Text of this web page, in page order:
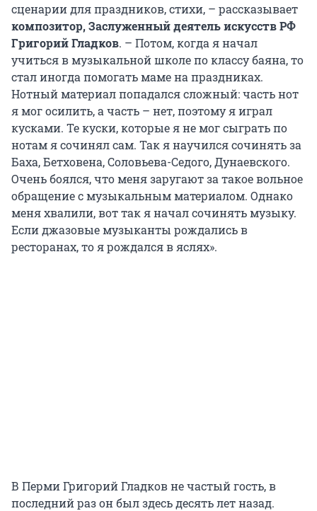
сценарии для праздников, стихи, – рассказывает
композитор, Заслуженный деятель искусств РФ
Григорий Гладков. – Потом, когда я начал
учиться в музыкальной школе по классу баяна, то
стал иногда помогать маме на праздниках.
Нотный материал попадался сложный: часть нот
я мог осилить, а часть – нет, поэтому я играл
кусками. Те куски, которые я не мог сыграть по
нотам я сочинял сам. Так я научился сочинять за
Баха, Бетховена, Соловьева-Седого, Дунаевского.
Очень боялся, что меня заругают за такое вольное
обращение с музыкальным материалом. Однако
меня хвалили, вот так я начал сочинять музыку.
Если джазовые музыканты рождались в
ресторанах, то я рождался в яслях».
В Перми Григорий Гладков не частый гость, в
последний раз он был здесь десять лет назад.